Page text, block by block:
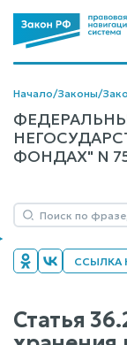
Начало/Законы/
ФОНДАХ" N
ССЫЛКА
Статья